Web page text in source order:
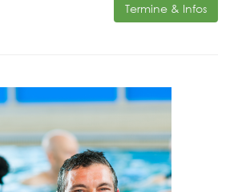
Termine & Infos